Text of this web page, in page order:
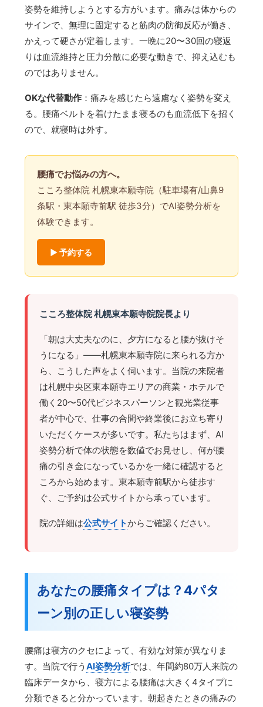
姿勢を維持しようとする方がいます。痛みは体からの
サインで、無理に固定すると筋肉の防御反応が働き、
かえって硬さが定着します。一晩に20〜30回の寝返
りは血流維持と圧力分散に必要な動きで、抑え込むも
のではありません。
OKな代替動作 ：痛みを感じたら遠慮なく姿勢を変え
る。腰痛ベルトを着けたまま寝るのも血流低下を招く
ので、就寝時は外す。
腰痛でお悩みの方へ。
こころ整体院 札幌東本願寺院（駐車場有/山鼻9
条駅・東本願寺前駅 徒歩3分）でAI姿勢分析を
体験できます。
▶ 予約する
こころ整体院 札幌東本願寺院院長より
「朝は大丈夫なのに、夕方になると腰が抜けそ
うになる」——札幌東本願寺院に来られる方か
ら、こうした声をよく伺います。当院の来院者
は札幌中央区東本願寺エリアの商業・ホテルで
働く20〜50代ビジネスパーソンと観光業従事
者が中心で、仕事の合間や終業後にお立ち寄り
いただくケースが多いです。私たちはまず、AI
姿勢分析で体の状態を数値でお見せし、何が腰
痛の引き金になっているかを一緒に確認すると
ころから始めます。東本願寺前駅から徒歩す
ぐ、ご予約は公式サイトから承っています。
院の詳細は公式サイトからご確認ください。
あなたの腰痛タイプは？4パタ
ーン別の正しい寝姿勢
腰痛は寝方のクセによって、有効な対策が異なりま
す。当院で行うAI姿勢分析では、年間約80万人来院の
臨床データから、寝方による腰痛は大きく4タイプに
分類できると分かっています。朝起きたときの痛みの